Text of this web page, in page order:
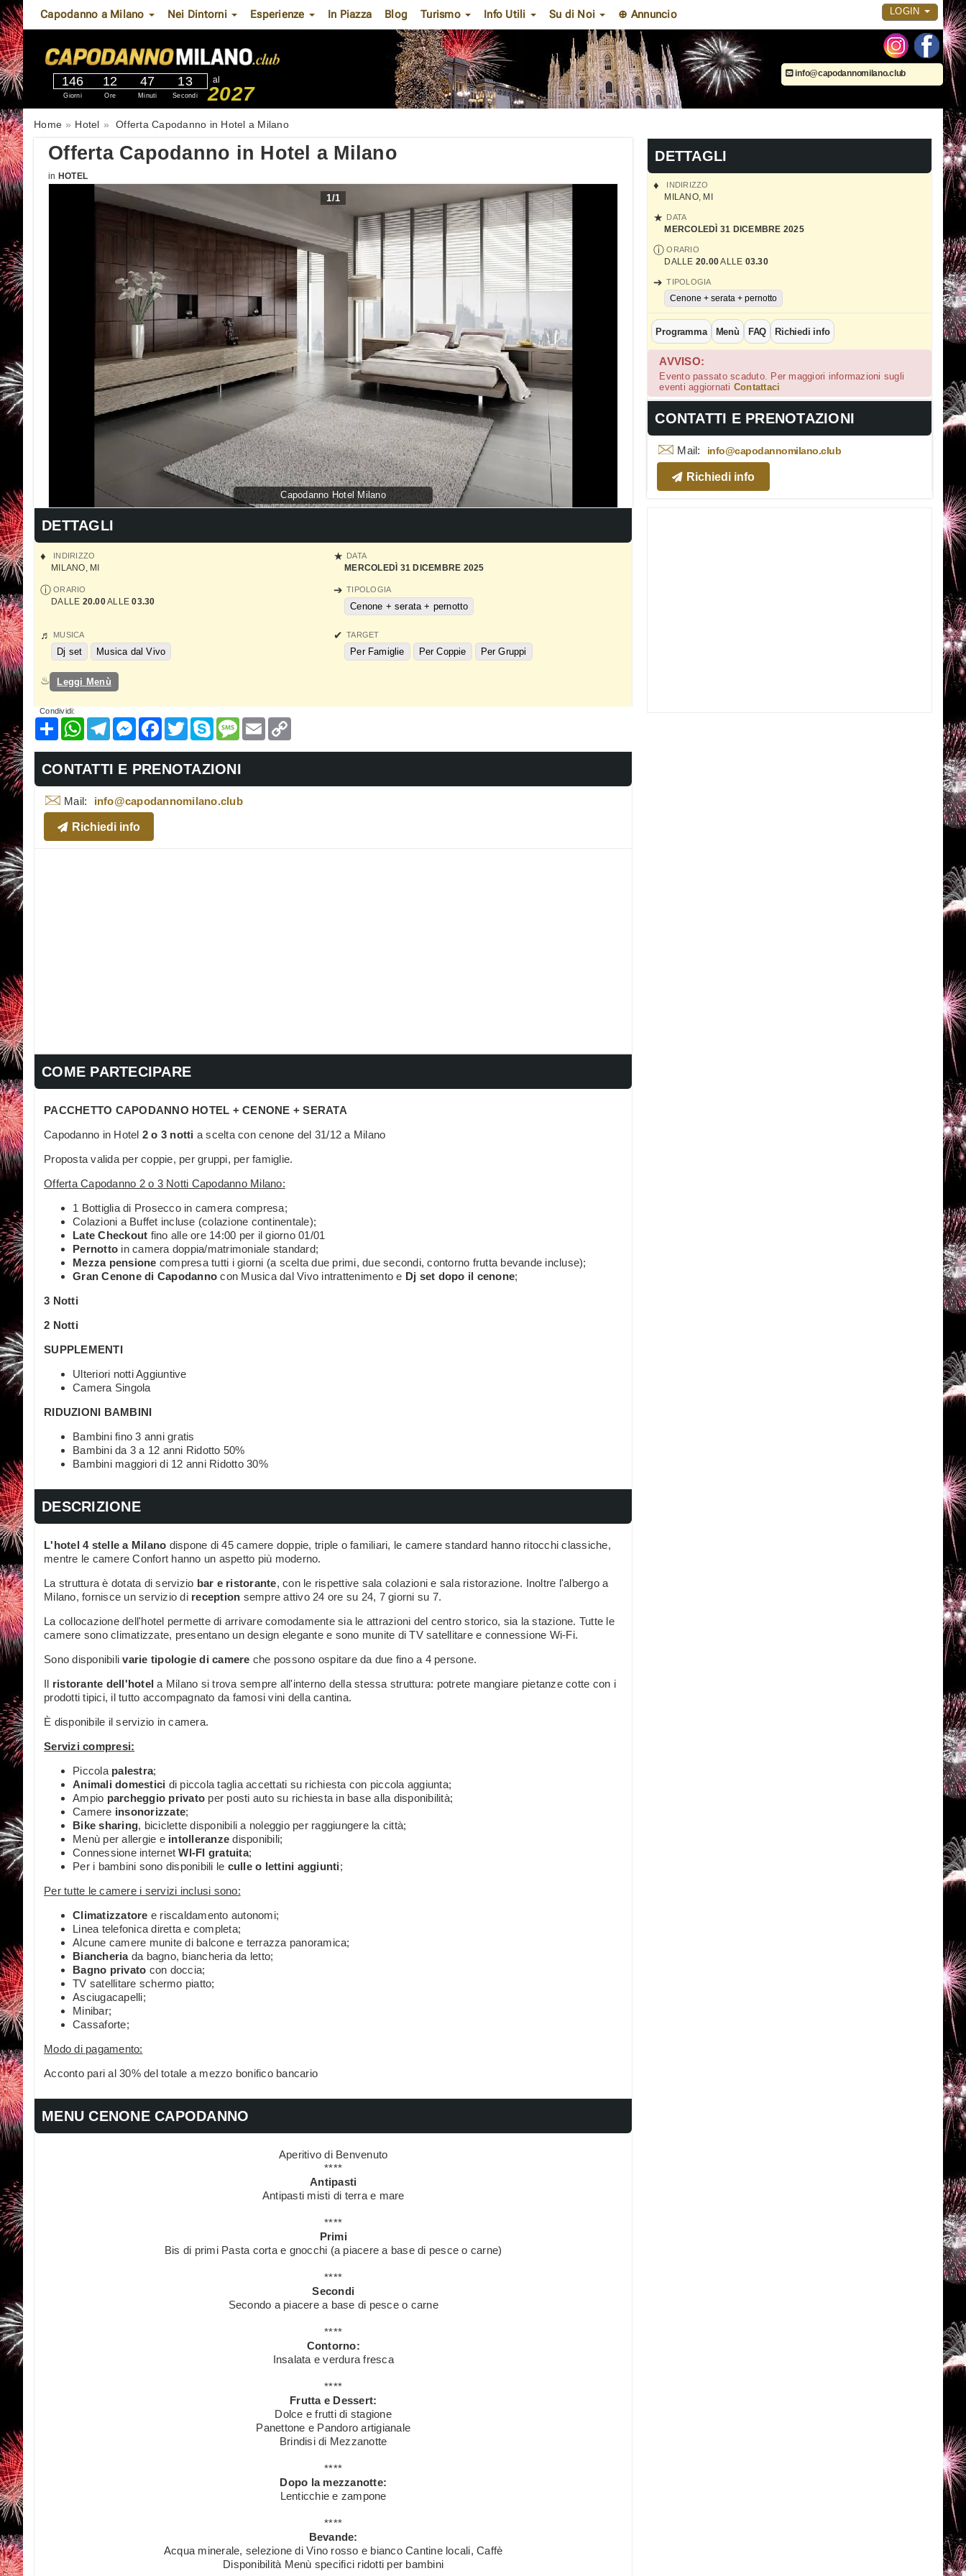
Capodanno a Milano Nei Dintorni Esperienze In Piazza Blog Turismo Info Utili Su di Noi ⊕ Annuncio LOGIN
146
Giorni
12
Ore
47
Minuti
12
Secondi
al
2027
info@capodannomilano.club
Home Hotel Offerta Capodanno in Hotel a Milano
Offerta Capodanno in Hotel a Milano
in HOTEL
1/1
Capodanno Hotel Milano
DETTAGLI
INDIRIZZO
MILANO, MI
DATA
MERCOLEDÌ 31 DICEMBRE 2025
ORARIO
DALLE 20.00ALLE 03.30
TIPOLOGIA
Cenone + serata + pernotto
Programma Menù FAQ Richiedi info
AVVISO:
Evento passato scaduto. Per maggiori informazioni sugli
eventi aggiornati Contattaci
CONTATTI E PRENOTAZIONI
Mail: info@capodannomilano.club
Richiedi info
DETTAGLI
INDIRIZZO
MILANO MI
DATA
MERCOLEDÌ 31 DICEMBRE 2025
ORARIO
DALLE 20.00ALLE03.30
TIPOLOGIA
Cenone + serata + pernotto
MUSICA
Dj set Musica dal Vivo
TARGET
Per Famiglie Per Coppie Per Gruppi
Leggi Menù
Condividi:
CondividiWhatsAppTelegramMessenger
Facebook
TwitterSkypeMessage
Email
CONTATTI E PRENOTAZIONI
Mail: info@capodannomilano.club
Richiedi info
COME PARTECIPARE
PACCHETTO CAPODANNO HOTEL + CENONE + SERATA
Capodanno in Hotel 2 o 3 notti a scelta con cenone del 31/12 a Milano
Proposta valida per coppie, per gruppi, per famiglie.
Offerta Capodanno 2 o 3 Notti Capodanno Milano:
1 Bottiglia di Prosecco in camera compresa;
Colazioni a Buffet incluse (colazione continentale);
Late Checkout fino alle ore 14:00 per il giorno 01/01
Pernotto in camera doppia/matrimoniale standard;
Mezza pensione compresa tutti i giorni (a scelta due primi, due secondi, contorno frutta bevande incluse);
Gran Cenone di Capodanno con Musica dal Vivo intrattenimento e Dj set dopo il cenone;
3 Notti
2 Notti
SUPPLEMENTI
Ulteriori notti Aggiuntive
Camera Singola
RIDUZIONI BAMBINI
Bambini fino 3 anni gratis
Bambini da 3 a 12 anni Ridotto 50%
Bambini maggiori di 12 anni Ridotto 30%
DESCRIZIONE
L'hotel 4 stelle a Milano dispone di 45 camere doppie, triple o familiari, le camere standard hanno ritocchi classiche,
mentre le camere Confort hanno un aspetto più moderno.
La struttura è dotata di servizio bar e ristorante, con le rispettive sala colazioni e sala ristorazione. Inoltre l'albergo a
Milano, fornisce un servizio di reception sempre attivo 24 ore su 24, 7 giorni su 7.
La collocazione dell'hotel permette di arrivare comodamente sia le attrazioni del centro storico, sia la stazione. Tutte le
camere sono climatizzate, presentano un design elegante e sono munite di TV satellitare e connessione Wi-Fi.
Sono disponibilivarie tipologie di camere che possono ospitare da due fino a 4 persone.
Il ristorante dell'hotel a Milano si trova sempre all'interno della stessa struttura: potrete mangiare pietanze cotte con i
prodotti tipici, il tutto accompagnato da famosi vini della cantina.
È disponibile il servizio in camera.
Servizi compresi:
Piccola palestra;
Animali domestici di piccola taglia accettati su richiesta con piccola aggiunta;
Ampio parcheggio privato per posti auto su richiesta in base alla disponibilità;
Camere insonorizzate;
Bike sharing, biciclette disponibili a noleggio per raggiungere la città;
Menù per allergie e intolleranze disponibili;
Connessione internetWI-FI gratuita;
Per i bambini sono disponibili le culle o lettini aggiunti;
Per tutte le camere i servizi inclusi sono:
Climatizzatore e riscaldamento autonomi;
Linea telefonica diretta e completa;
Alcune camere munite di balcone e terrazza panoramica;
Biancheriada bagno, biancheria da letto;
Bagno privato con doccia;
TV satellitare schermo piatto;
Asciugacapelli;
Minibar;
Cassaforte;
Modo di pagamento:
Acconto pari al 30% del totale a mezzo bonifico bancario
MENU CENONE CAPODANNO
Aperitivo di Benvenuto
****
Antipasti
Antipasti misti di terra e mare
****
Primi
Bis di primi Pasta corta e gnocchi (a piacere a base di pesce o carne)
****
Secondi
Secondo a piacere a base di pesce o carne
****
Contorno:
Insalata e verdura fresca
****
Frutta e Dessert:
Dolce e frutti di stagione
Panettone e Pandoro artigianale
Brindisi di Mezzanotte
****
Dopo la mezzanotte:
Lenticchie e zampone
****
Bevande:
Acqua minerale, selezione di Vino rosso e bianco Cantine locali, Caffè
Disponibilità Menù specifici ridotti per bambini